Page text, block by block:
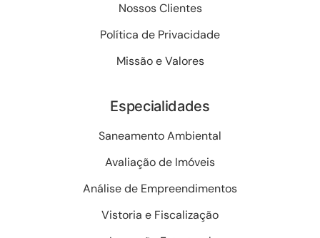
Nossos Clientes
Política de Privacidade
Missão e Valores
Especialidades
Saneamento Ambiental
Avaliação de Imóveis
Análise de Empreendimentos
Vistoria e Fiscalização